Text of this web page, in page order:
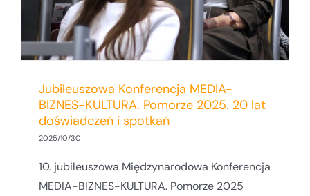
Jubileuszowa Konferencja MEDIA-
BIZNES-KULTURA. Pomorze 2025. 20 lat
doświadczeń i spotkań
2025/10/30
10. jubileuszowa Międzynarodowa Konferencja
MEDIA-BIZNES-KULTURA. Pomorze 2025